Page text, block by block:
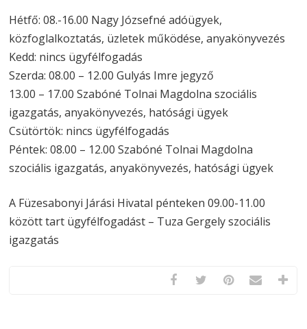
Hétfő: 08.-16.00 Nagy Józsefné adóügyek,
közfoglalkoztatás, üzletek működése, anyakönyvezés
Kedd: nincs ügyfélfogadás
Szerda: 08.00 – 12.00 Gulyás Imre jegyző
13.00 – 17.00 Szabóné Tolnai Magdolna szociális
igazgatás, anyakönyvezés, hatósági ügyek
Csütörtök: nincs ügyfélfogadás
Péntek: 08.00 – 12.00 Szabóné Tolnai Magdolna
szociális igazgatás, anyakönyvezés, hatósági ügyek
A Füzesabonyi Járási Hivatal pénteken 09.00-11.00
között tart ügyfélfogadást – Tuza Gergely szociális
igazgatás